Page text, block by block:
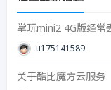
掌玩mini2 4G版经常
u17514158939287
关于酷比魔方云服务